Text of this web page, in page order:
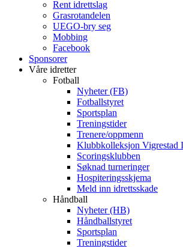
Rent idrettslag
Grasrotandelen
UEGO-bry seg
Mobbing
Facebook
Sponsorer
Våre idretter
Fotball
Nyheter (FB)
Fotballstyret
Sportsplan
Treningstider
Trenere/oppmenn
Klubbkolleksjon Vigrestad
Scoringsklubben
Søknad turneringer
Hospiteringsskjema
Meld inn idrettsskade
Håndball
Nyheter (HB)
Håndballstyret
Sportsplan
Treningstider